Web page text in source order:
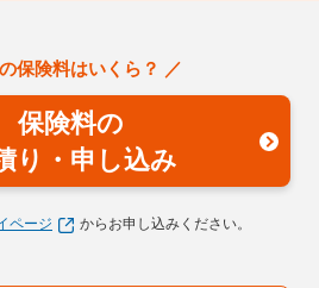
保険料はいくら？ ／
保険料の
り・申し込み
ページ からお申し込みください。